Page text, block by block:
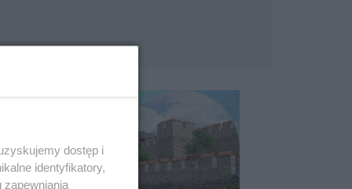
dostęp i
identyfikatory,
zapewniania